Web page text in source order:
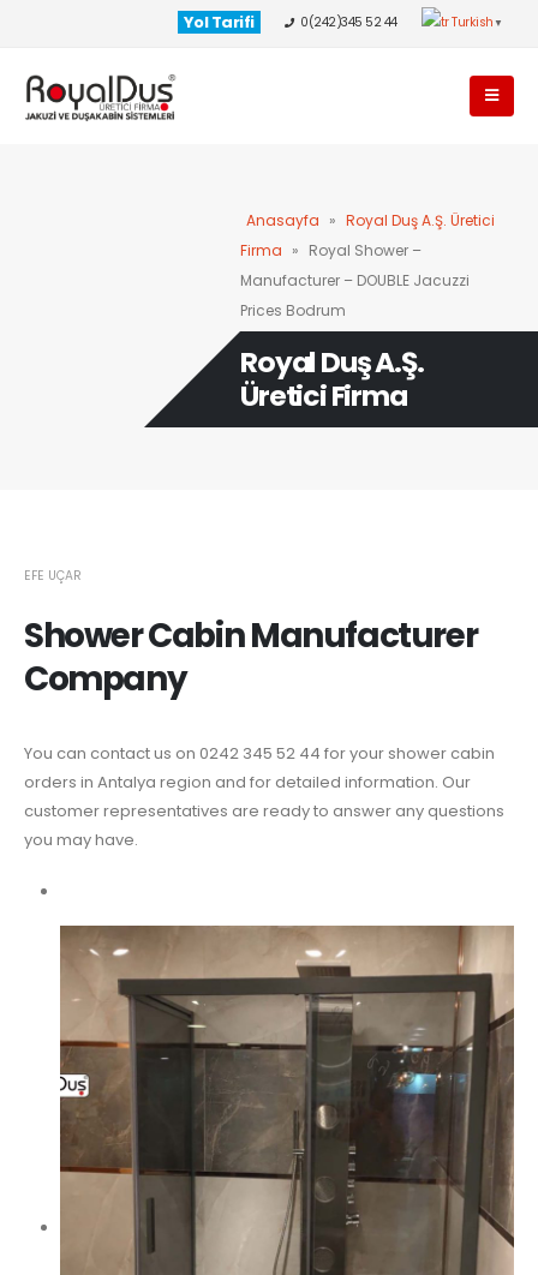
Yol Tarifi 0(242)345 52 44 Turkish ▼
Anasayfa » Royal Duş A.Ş. Üretici
Firma » Royal Shower –
Manufacturer – DOUBLE Jacuzzi
Prices Bodrum
Royal Duş A.Ş.
Üretici Firma
EFE UÇAR
Shower Cabin Manufacturer
Company
You can contact us on 0242 345 52 44 for your shower cabin
orders in Antalya region and for detailed information. Our
customer representatives are ready to answer any questions
you may have.